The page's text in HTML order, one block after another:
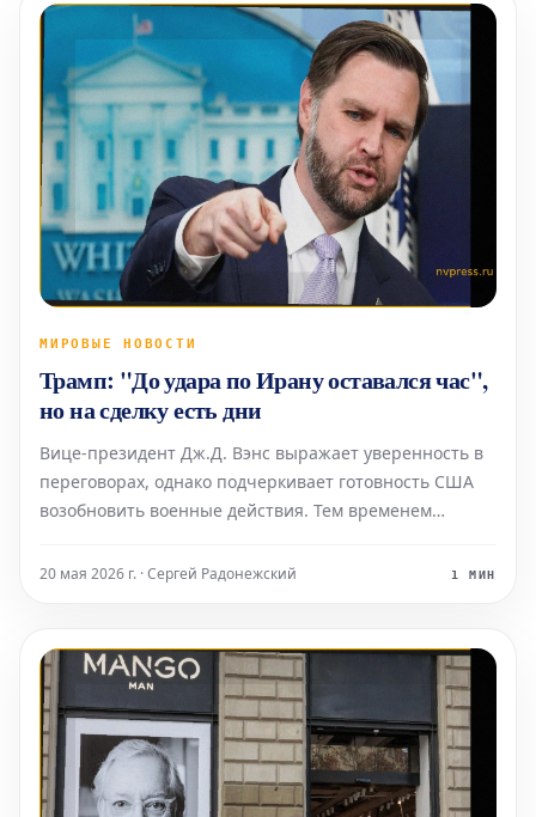
МИРОВЫЕ НОВОСТИ
Трамп: "До удара по Ирану оставался час",
но на сделку есть дни
Вице-президент Дж.Д. Вэнс выражает уверенность в
переговорах, однако подчеркивает готовность США
возобновить военные действия. Тем временем
новых фронтов.
20 мая 2026 г. · Сергей Радонежский 1 МИН